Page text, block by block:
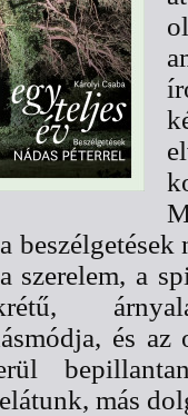
szerelem, a
és
más